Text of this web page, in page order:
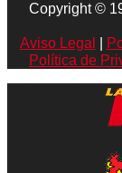
Copyright ©
Aviso Legal
Política de